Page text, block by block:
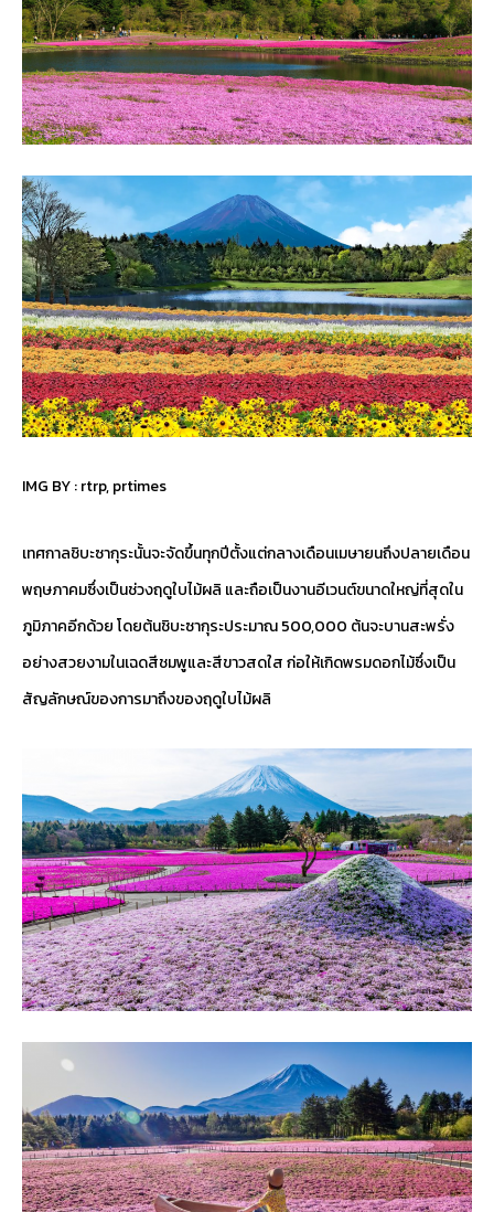
IMG BY :rtrp,prtimes
เทศกาลชิบะซากุระนั้นจะจัดขึ้นทุกปีตั้งแต่กลางเดือนเมษายนถึงปลายเดือน
พฤษภาคมซึ่งเป็นช่วงฤดูใบไม้ผลิ และถือเป็นงานอีเวนต์ขนาดใหญ่ที่สุดใน
ภูมิภาคอีกด้วย โดยต้นชิบะซากุระประมาณ 500,000 ต้นจะบานสะพรั่ง
อย่างสวยงามในเฉดสีชมพูและสีขาวสดใส ก่อให้เกิดพรมดอกไม้ซึ่งเป็น
สัญลักษณ์ของการมาถึงของฤดูใบไม้ผลิ